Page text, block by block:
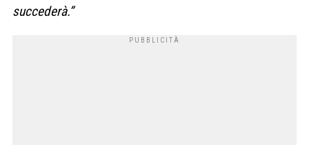
succederà.”